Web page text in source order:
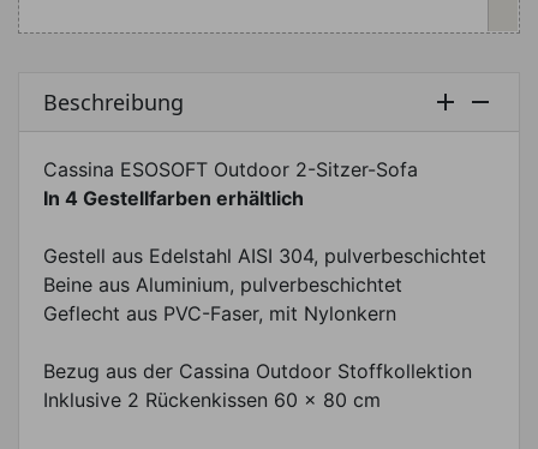
Beschreibung  
Cassina ESOSOFT Outdoor 2-Sitzer-Sofa
In 4 Gestellfarben erhältlich
Gestell aus Edelstahl AISI 304, pulverbeschichtet
Beine aus Aluminium, pulverbeschichtet
Geflecht aus PVC-Faser, mit Nylonkern
Bezug aus der Cassina Outdoor Stoffkollektion
Inklusive 2 Rückenkissen 60 x 80 cm